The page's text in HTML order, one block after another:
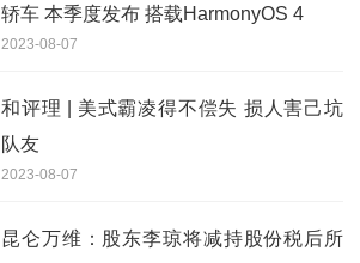
轿车 本季度发布 搭载HarmonyOS 4
2023-08-07
和评理 | 美式霸凌得不偿失 损人害己坑
队友
2023-08-07
昆仑万维：股东李琼将减持股份税后所